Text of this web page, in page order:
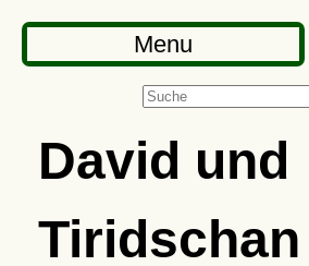
Menu
David und
Tiridschan